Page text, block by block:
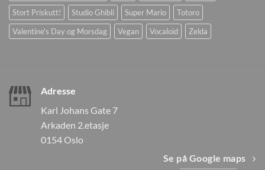
Stort Priskutt!
Studio Ghibli Super Mario
Totoro
Valentine's Day og Morsdag
Vegan Vocaloid Zelda
Adresse
Karl Johans Gate 7
Arkaden 2.etasje
0154 Oslo
Se på Google maps